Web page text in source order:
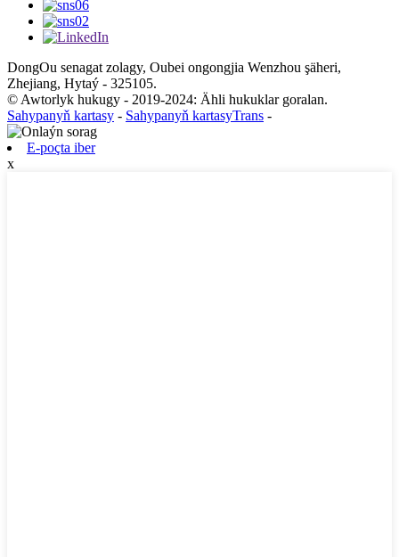
DongOu senagat zolagy, Oubei ongongjia Wenzhou şäheri,
Zhejiang, Hytaý - 325105.
© Awtorlyk hukugy - 2019-2024: Ähli hukuklar goralan.
Sahypanyň kartasy - Sahypanyň kartasyTrans -
E-poçta iber
x